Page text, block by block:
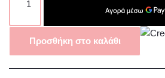
Προσθήκη στο καλάθι